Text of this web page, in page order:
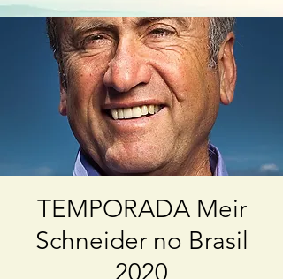
TEMPORADA Meir
Schneider no Brasil
2020